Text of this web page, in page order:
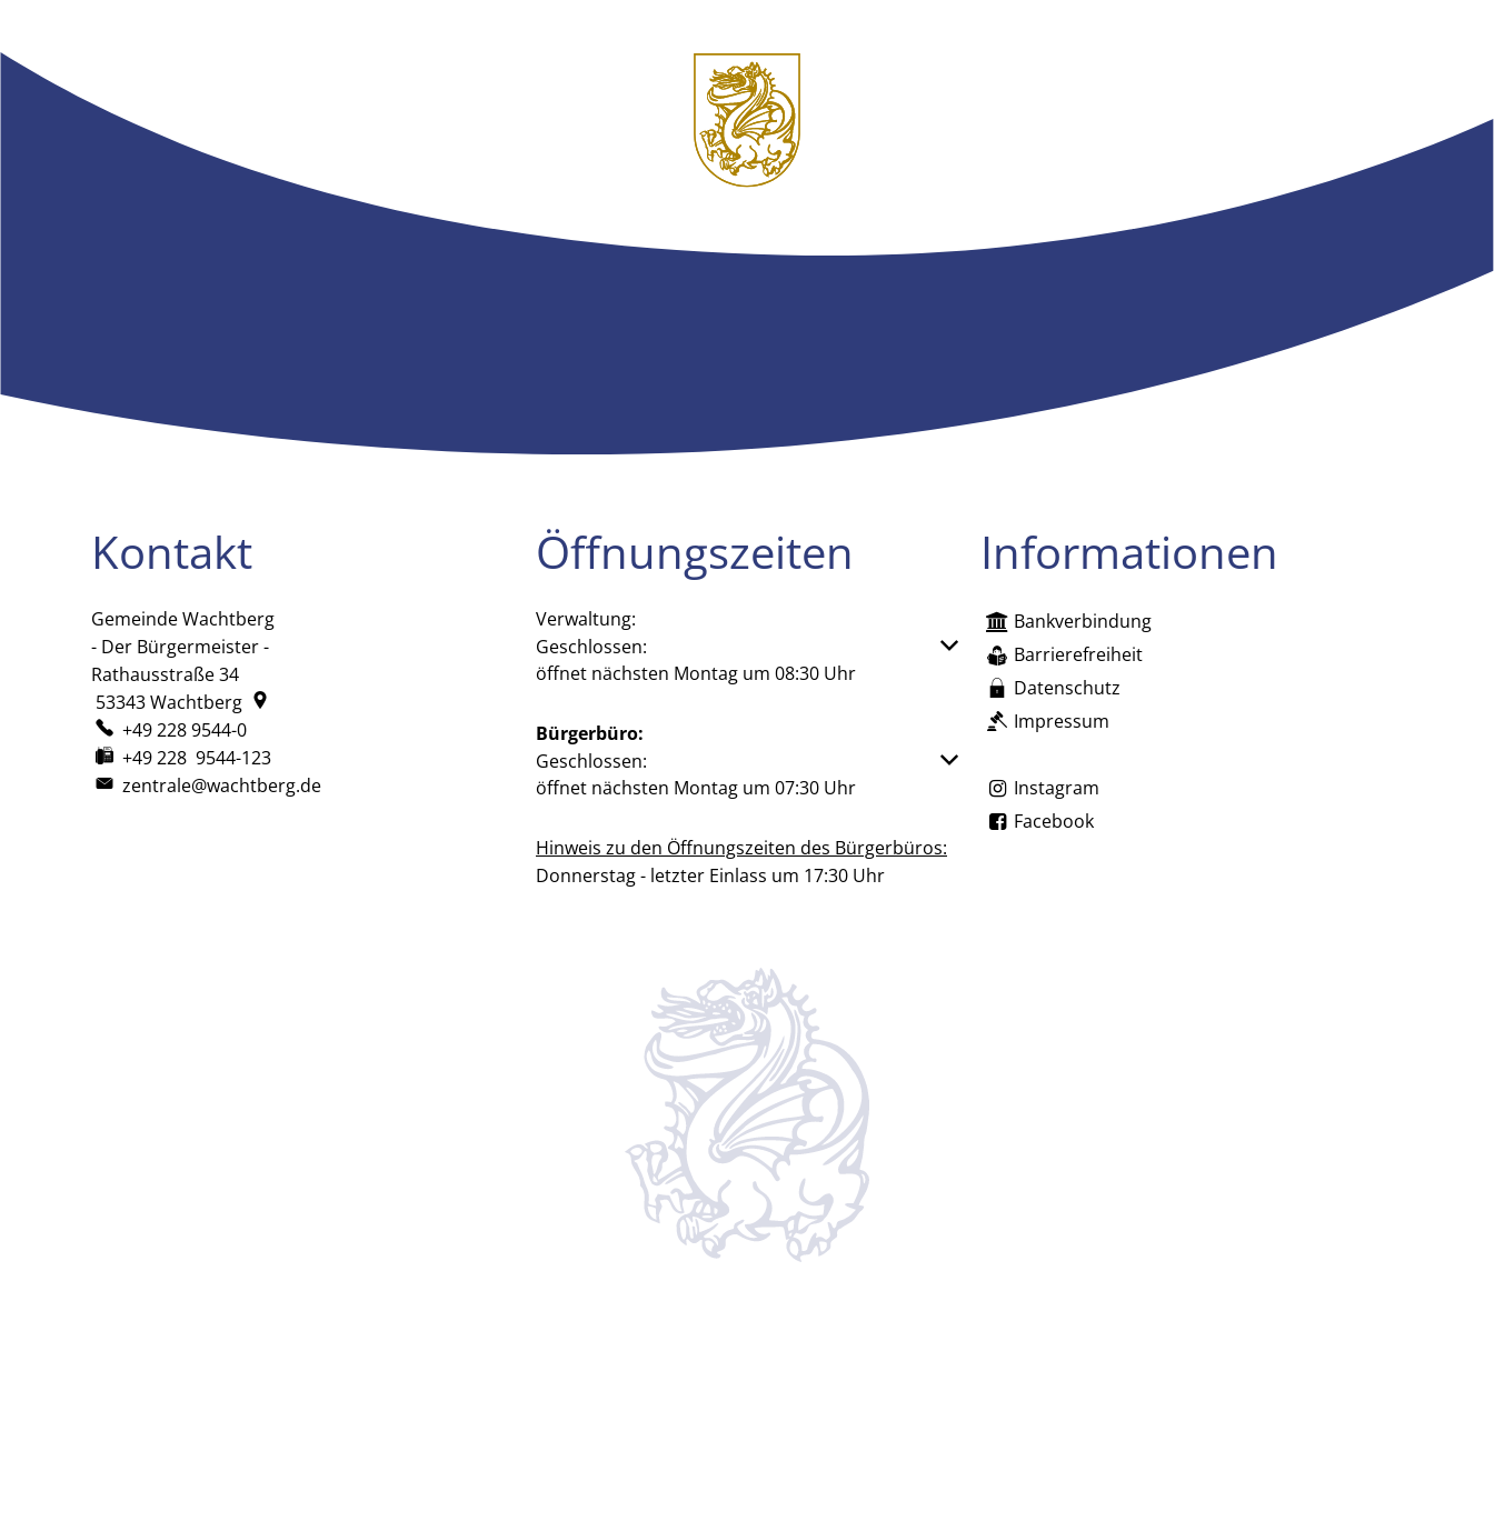
Kontakt
Gemeinde Wachtberg
- Der Bürgermeister -
Rathausstraße 34
53343Wachtberg
+49 228 9544-0
+49 228 9544-123
zentrale@wachtberg.de
Öffnungszeiten
Verwaltung:
Klicken, um weitere Öffnungs- oder Schließzeiten auszublenden
Geschlossen:
öffnet nächsten Montag um 08:30 Uhr
Bürgerbüro:
Klicken, um weitere Öffnungs- oder Schließzeiten auszublenden
Geschlossen:
öffnet nächsten Montag um 07:30 Uhr
Hinweis zu den Öffnungszeiten des Bürgerbüros:
Donnerstag - letzter Einlass um 17:30 Uhr
Informationen
Bankverbindung
Barrierefreiheit
Datenschutz
Impressum
Instagram
Facebook